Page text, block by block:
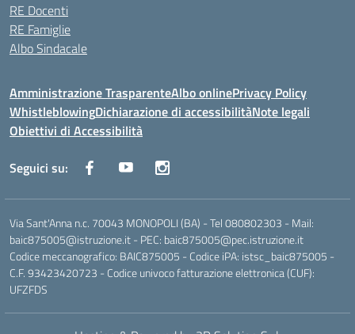
RE Docenti
RE Famiglie
Albo Sindacale
Amministrazione TrasparenteAlbo onlinePrivacy Policy
WhistleblowingDichiarazione di accessibilitàNote legali
Obiettivi di Accessibilità
Seguici su:
Via Sant'Anna n.c. 70043 MONOPOLI (BA) - Tel 080802303 - Mail:
baic875005@istruzione.it - PEC: baic875005@pec.istruzione.it
Codice meccanografico: BAIC875005 - Codice iPA: istsc_baic875005 -
C.F. 93423420723 - Codice univoco fatturazione elettronica (CUF):
UFZFDS